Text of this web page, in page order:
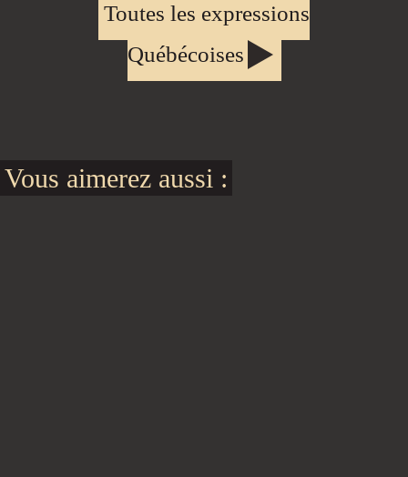
Toutes les expressions
Québécoises
Vous aimerez aussi :